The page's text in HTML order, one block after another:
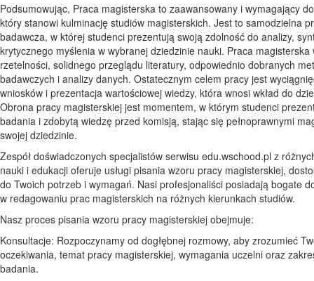
Podsumowując, Praca magisterska to zaawansowany i wymagający
który stanowi kulminację studiów magisterskich. Jest to samodzielna
badawcza, w której studenci prezentują swoją zdolność do analizy,
krytycznego myślenia w wybranej dziedzinie nauki. Praca magisterska
rzetelności, solidnego przeglądu literatury, odpowiednio dobranych
badawczych i analizy danych. Ostatecznym celem pracy jest
wniosków i prezentacja wartościowej wiedzy, która wnosi wkład do
Obrona pracy magisterskiej jest momentem, w którym studenci
badania i zdobytą wiedzę przed komisją, stając się pełnoprawnymi
swojej dziedzinie.
Zespół doświadczonych specjalistów serwisu edu.wschood.pl z
nauki i edukacji oferuje usługi pisania wzoru pracy magisterskiej,
do Twoich potrzeb i wymagań. Nasi profesjonaliści posiadają bogate
w redagowaniu prac magisterskich na różnych kierunkach studiów.
Nasz proces pisania wzoru pracy magisterskiej obejmuje:
Konsultacje: Rozpoczynamy od dogłębnej rozmowy, aby zrozumieć
oczekiwania, temat pracy magisterskiej, wymagania uczelni oraz
badania.